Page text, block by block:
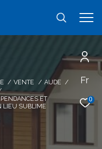
Fr
0
VENTE
AUDE
ET
LIEU SUBLIME
à vos